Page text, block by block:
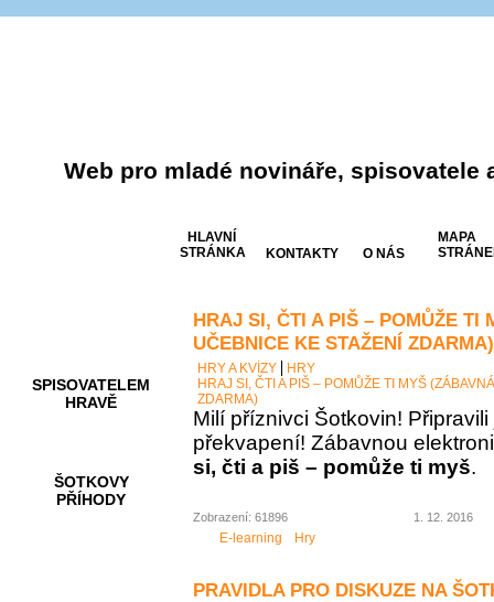
Web pro mladé novináře, spisovatele
HLAVNÍ
STRÁNKA
KONTAKTY O NÁS
MAPA
SPISOVATELEM
HRAVĚ
ŠOTKOVY
PŘÍHODY
HRAJ SI, ČTI A PIŠ – POMŮŽE TI
UČEBNICE KE STAŽENÍ ZDARMA)
HRY A KVÍZY
HRY
HRAJ SI, ČTI A PIŠ – POMŮŽE TI MYŠ
ZDARMA)
Milí příznivci Šotkovin!
překvapení! Zábavnou
si, čti a piš – pomůže ti myš.
Zobrazení: 61896 1. 12. 2016
E-learning Hry
PRAVIDLA PRO DISKUZE NA